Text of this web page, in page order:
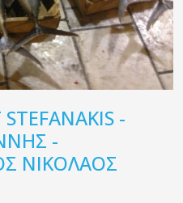
-
-
ΝΙΚΟΛΑΟΣ